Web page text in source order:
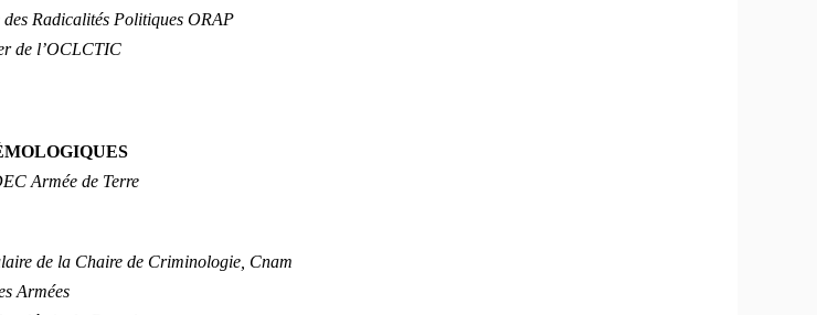
Radicalités Politiques ORAP
de l’OCLCTIC
Armée de Terre
de la Chaire de Criminologie, Cnam
Armées